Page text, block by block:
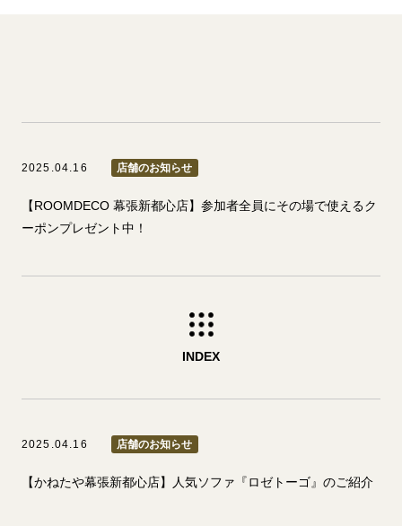
2025.04.16 店舗のお知らせ
【ROOMDECO 幕張新都心店】参加者全員にその場で使えるク
ーポンプレゼント中！
INDEX
2025.04.16 店舗のお知らせ
【かねたや幕張新都心店】人気ソファ『ロゼトーゴ』のご紹介